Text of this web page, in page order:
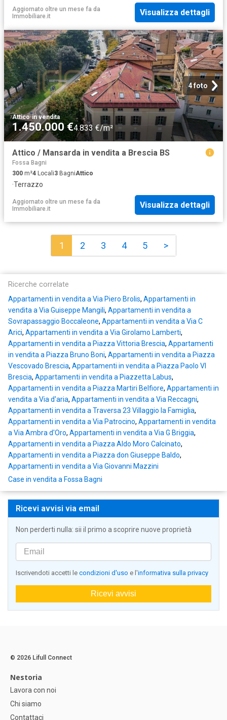
Aggiornato oltre un mese fa da
Immobiliare.it
Visualizza dettagli
4 foto
Attico·in vendita
1.450.000 €4.833 €/m²
Attico / Mansarda in vendita a Brescia BS
Fossa Bagni
300 m²4 Locali3 BagniAttico
·Terrazzo
Aggiornato oltre un mese fa da
Immobiliare.it
Visualizza dettagli
1 2 3 4 5 >
Ricerche correlate
Appartamenti in vendita a Via Piero Brolis, Appartamenti in
vendita a Via Guiseppe Mangili, Appartamenti in vendita a
Sovrapassaggio Boccaleone, Appartamenti in vendita a Via C
Arici, Appartamenti in vendita a Via Girolamo Lamberti,
Appartamenti in vendita a Piazza Vittoria Brescia, Appartamenti
in vendita a Piazza Bruno Boni, Appartamenti in vendita a Piazza
Vescovado Brescia, Appartamenti in vendita a Piazza Paolo VI
Brescia, Appartamenti in vendita a Piazzetta Labus,
Appartamenti in vendita a Piazza Martiri Belfiore, Appartamenti in
vendita a Via d'aria, Appartamenti in vendita a Via Reccagni,
Appartamenti in vendita a Traversa 23 Villaggio la Famiglia,
Appartamenti in vendita a Via Patrocino, Appartamenti in vendita
a Via Ambra d'Oro, Appartamenti in vendita a Via G Briggia,
Appartamenti in vendita a Piazza Aldo Moro Calcinato,
Appartamenti in vendita a Piazza don Giuseppe Baldo,
Appartamenti in vendita a Via Giovanni Mazzini
Case in vendita a Fossa Bagni
Ricevi avvisi via email
Non perderti nulla: sii il primo a scoprire nuove proprietà
Iscrivendoti accetti le condizioni d'uso e l'informativa sulla privacy
Ricevi avvisi
© 2026 Lifull Connect
Nestoria
Lavora con noi
Chi siamo
Contattaci